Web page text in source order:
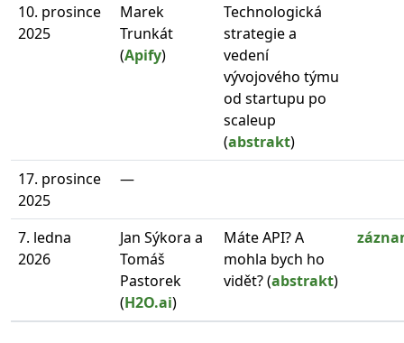
10. prosince
2025
Marek
Trunkát
(Apify)
Technologická
strategie a
vedení
vývojového týmu
od startupu po
scaleup
(abstrakt)
17. prosince
2025
—
7. ledna
2026
Jan Sýkora a
Tomáš
Pastorek
(H2O.ai)
Máte API? A
mohla bych ho
vidět? (abstrakt)